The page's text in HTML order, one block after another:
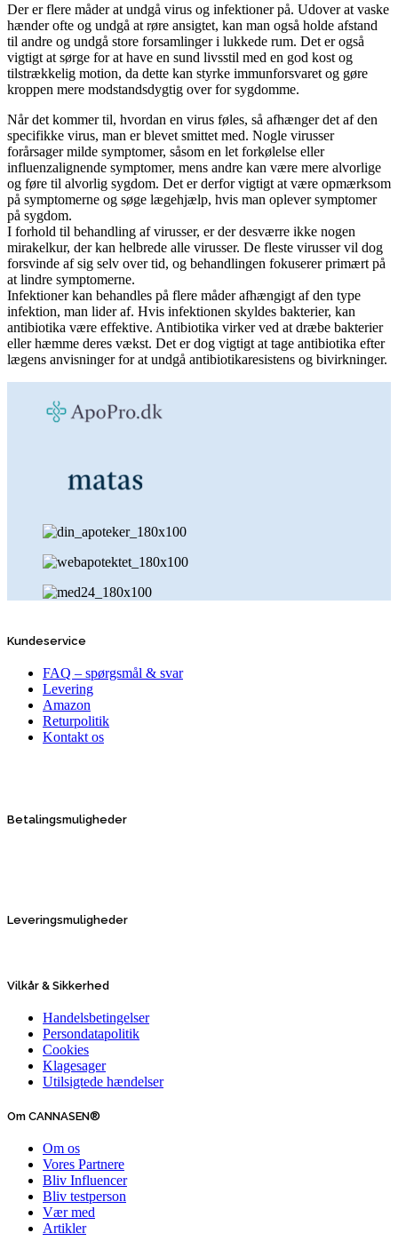
Der er flere måder at undgå virus og infektioner på. Udover at vaske
hænder ofte og undgå at røre ansigtet, kan man også holde afstand
til andre og undgå store forsamlinger i lukkede rum. Det er også
vigtigt at sørge for at have en sund livsstil med en god kost og
tilstrækkelig motion, da dette kan styrke immunforsvaret og gøre
kroppen mere modstandsdygtig over for sygdomme.
Når det kommer til, hvordan en virus føles, så afhænger det af den
specifikke virus, man er blevet smittet med. Nogle virusser
forårsager milde symptomer, såsom en let forkølelse eller
influenzalignende symptomer, mens andre kan være mere alvorlige
og føre til alvorlig sygdom. Det er derfor vigtigt at være opmærksom
på symptomerne og søge lægehjælp, hvis man oplever symptomer
på sygdom.
I forhold til behandling af virusser, er der desværre ikke nogen
mirakelkur, der kan helbrede alle virusser. De fleste virusser vil dog
forsvinde af sig selv over tid, og behandlingen fokuserer primært på
at lindre symptomerne.
Infektioner kan behandles på flere måder afhængigt af den type
infektion, man lider af. Hvis infektionen skyldes bakterier, kan
antibiotika være effektive. Antibiotika virker ved at dræbe bakterier
eller hæmme deres vækst. Det er dog vigtigt at tage antibiotika efter
lægens anvisninger for at undgå antibiotikaresistens og bivirkninger.
Kundeservice
FAQ – spørgsmål & svar
Levering
Amazon
Returpolitik
Kontakt os
Betalingsmuligheder
Leveringsmuligheder
Vilkår & Sikkerhed
Handelsbetingelser
Persondatapolitik
Cookies
Klagesager
Utilsigtede hændelser
Om CANNASEN®
Om os
Vores Partnere
Bliv Influencer
Bliv testperson
Vær med
Artikler